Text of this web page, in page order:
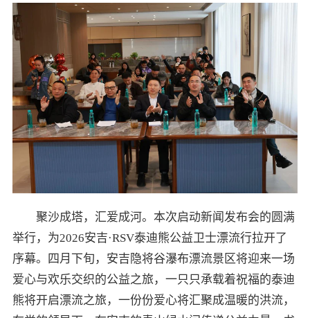
聚沙成塔，汇爱成河。本次启动新闻发布会的圆满
举行，为2026安吉·RSV泰迪熊公益卫士漂流行拉开了
序幕。四月下旬，安吉隐将谷瀑布漂流景区将迎来一场
爱心与欢乐交织的公益之旅，一只只承载着祝福的泰迪
熊将开启漂流之旅，一份份爱心将汇聚成温暖的洪流，